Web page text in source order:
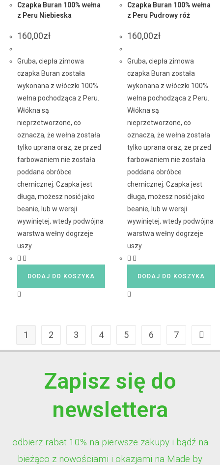
Czapka Buran 100% wełna
z Peru Niebieska
160,00zł
Gruba, ciepła zimowa
czapka Buran została
wykonana z włóczki 100%
wełna pochodząca z Peru.
Włókna są
nieprzetworzone, co
oznacza, że wełna została
tylko uprana oraz, że przed
farbowaniem nie została
poddana obróbce
chemicznej. Czapka jest
długa, możesz nosić jako
beanie, lub w wersji
wywiniętej, wtedy podwójna
warstwa wełny dogrzeje
uszy.
DODAJ DO KOSZYKA
Czapka Buran 100% wełna
z Peru Pudrowy róż
160,00zł
Gruba, ciepła zimowa
czapka Buran została
wykonana z włóczki 100%
wełna pochodząca z Peru.
Włókna są
nieprzetworzone, co
oznacza, że wełna została
tylko uprana oraz, że przed
farbowaniem nie została
poddana obróbce
chemicznej. Czapka jest
długa, możesz nosić jako
beanie, lub w wersji
wywiniętej, wtedy podwójna
warstwa wełny dogrzeje
uszy.
DODAJ DO KOSZYKA
1 2 3 4 5 6 7
Zapisz się do
newslettera
odbierz rabat 10% na pierwsze zakupy i bądź na
bieżąco z nowościami i okazjami na Made by